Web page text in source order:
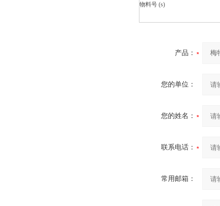
物料号 (s)
产品：
您的单位：
您的姓名：
联系电话：
常用邮箱：